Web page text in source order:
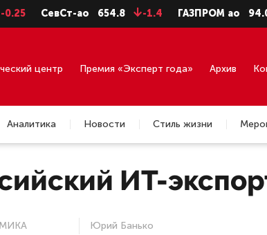
СевСт-ао 654.8 -1.4 ГАЗПРОМ ао 94.06 -
центр Премия «Эксперт года» Архив
Аналитика Новости Стиль жизни
ИТ-
Юрий Банько